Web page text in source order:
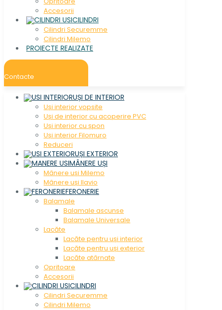
Accesorii
CILINDRI
Cilindri Securemme
Cilindri Milemo
PROIECTE REALIZATE
Contacte
UȘI DE INTERIOR
Uși interior vopsite
Uși de interior cu acoperire PVC
Uși interior cu șpon
Uși interior Filomuro
Reduceri
UȘI EXTERIOR
MÂNERE UȘI
Mânere uși Milemo
Mânere uși Ilavio
FERONERIE
Balamale
Balamale ascunse
Balamale Universale
Lacăte
Lacăte pentru uși interior
Lacăte pentru uși exterior
Lacăte atârnate
Opritoare
Accesorii
CILINDRI
Cilindri Securemme
Cilindri Milemo